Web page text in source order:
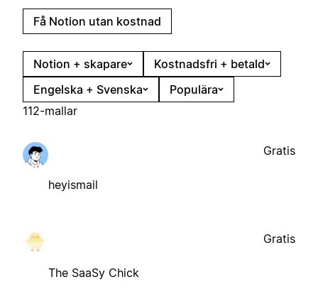
Få Notion utan kostnad
Notion + skapare
Kostnadsfri + betald
Engelska + Svenska
Populära
112-mallar
heyismail
Gratis
The SaaSy Chick
Gratis